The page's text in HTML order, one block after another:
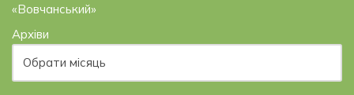
«Вовчанський»
Архіви